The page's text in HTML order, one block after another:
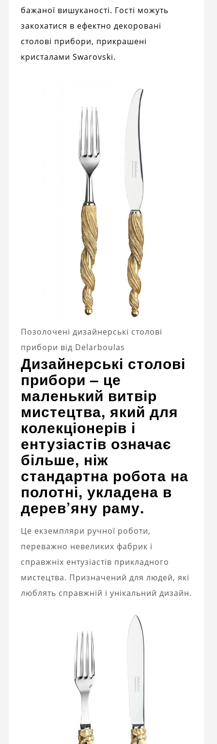
бажаної вишуканості. Гості можуть
закохатися в ефектно декоровані
столові прибори, прикрашені
кристалами Swarovski.
Позолочені дизайнерські столові
прибори від Delarboulas
Дизайнерські столові
прибори – це
маленький витвір
мистецтва, який для
колекціонерів і
ентузіастів означає
більше, ніж
стандартна робота на
полотні, укладена в
дерев’яну раму.
Це екземпляри ручної роботи,
переважно невеликих фабрик і
справжніх ентузіастів прикладного
мистецтва. Призначений для людей, які
люблять справжній і унікальний дизайн.